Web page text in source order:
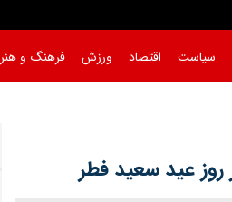
سیاست اقتصاد ورزش فرهنگ و هنر
روز عید سعید فطر